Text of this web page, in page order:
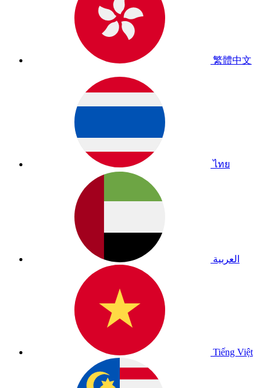
繁體中文
ไทย
العربية
Tiếng Việt